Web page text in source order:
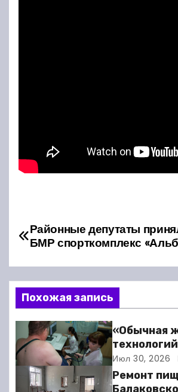
Н
в
и
г
а
ц
Районные депутаты
БМР спорткомплекс
Похожая запись
«Обычная
искусство:
требует
Июл 30, 2026
Ремонт